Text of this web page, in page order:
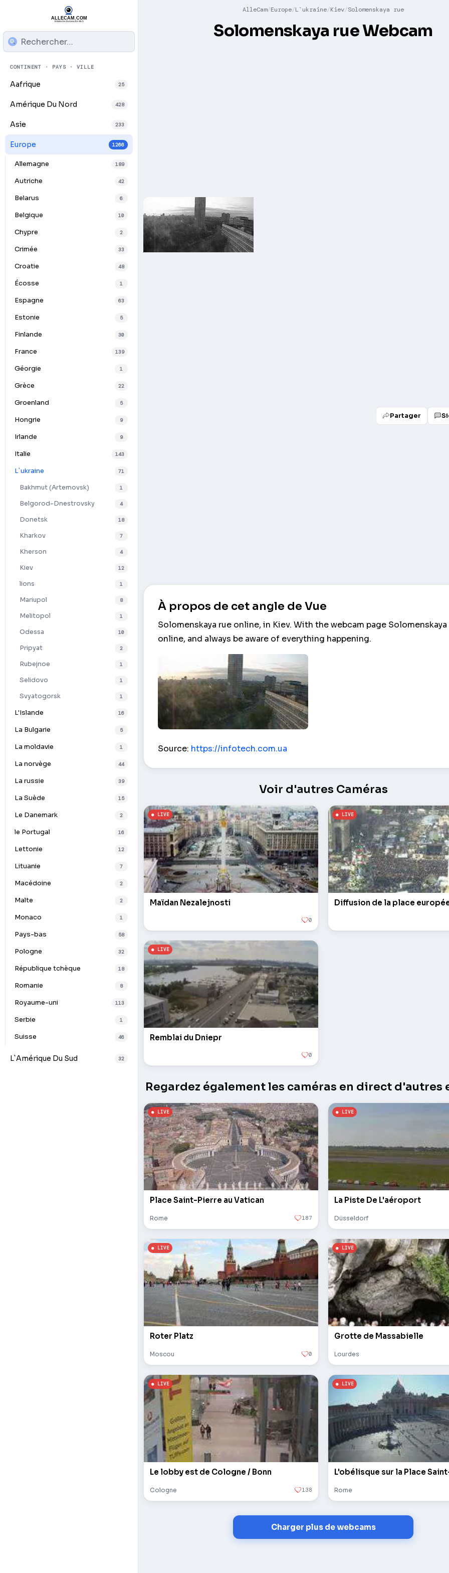
CONTINENT · PAYS · VILLE
Aafrique 25
Amérique Du Nord 428
Asie 233
Europe 1266
Allemagne 189
Autriche 42
Belarus 6
Belgique 10
Chypre 2
Crimée 33
Croatie 48
Écosse 1
Espagne 63
Estonie 5
Finlande 30
France 139
Géorgie 1
Grèce 22
Groenland 5
Hongrie 9
Irlande 9
Italie 143
L`ukraine 71
Bakhmut (Artemovsk) 1
Belgorod-Dnestrovsky 4
Donetsk 18
Kharkov 7
Kherson 4
Kiev 12
lions 1
Mariupol 8
Melitopol 1
Odessa 10
Pripyat 2
Rubejnoe 1
Selidovo 1
Svyatogorsk 1
L'Islande 16
La Bulgarie 5
La moldavie 1
La norvège 44
La russie 39
La Suède 15
Le Danemark 2
le Portugal 16
Lettonie 12
Lituanie 7
Macédoine 2
Malte 2
Monaco 1
Pays-bas 58
Pologne 32
République tchèque 18
Romanie 8
Royaume-uni 113
Serbie 1
Suisse 46
L`Amérique Du Sud 32
AlleCam Europe L`ukraine Kiev Solomenskaya rue
Solomenskaya rue Webcam
Partager
À propos de cet angle de Vue
Solomenskaya rue online, in Kiev. With the webcam page Solomenskaya
online, and always be aware of everything happening.
Source: https://infotech.com.ua
Voir d'autres Caméras
Maïdan Nezalejnosti
0
Diffusion de la place
Remblai du Dniepr
0
Regardez également les caméras en direct d'autres
Place Saint-Pierre au Vatican
Rome 187
La Piste De L'aéroport
Düsseldorf
Roter Platz
Moscou 0
Grotte de Massabielle
Lourdes
Le lobby est de Cologne / Bonn
Cologne 138 Rome
Charger plus de webcams